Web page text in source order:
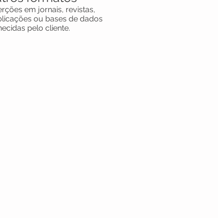
em jornais, revistas,
ou bases de dados
pelo cliente.